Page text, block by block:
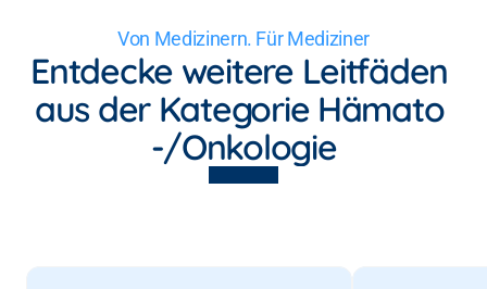
Von Medizinern. Für Mediziner
Entdecke weitere Leitfäden
aus der Kategorie Hämato
-/Onkologie